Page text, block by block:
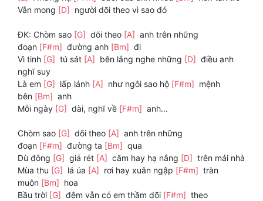
Vẫn mong [D] người dõi theo vì sao đó
ĐK: Chòm sao [G] dõi theo [A] anh trên những
đoạn [F#m] đường anh [Bm] đi
Vì tinh [G] tú sát [A] bên lắng nghe những [D] điều anh
nghĩ suy
Là em [G] lấp lánh [A] như ngôi sao hộ [F#m] mệnh
bên [Bm] anh
Mỗi ngày [G] dài, nghĩ về [F#m] anh...
Chòm sao [G] dõi theo [A] anh trên những
đoạn [F#m] đường ta [Bm] qua
Dù đông [G] giá rét [A] căm hay hạ nắng [D] trên mái nhà
Mùa thu [G] lá úa [A] rơi hay xuân ngập [F#m] tràn
muôn [Bm] hoa
Bầu trời [G] đêm vẫn có em thầm dõi [F#m] theo